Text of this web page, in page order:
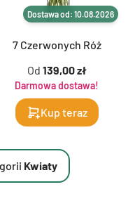
Dostawa od: 10.08.2026
7 Czerwonych Róż
Od 139,00 zł
Darmowa dostawa!
Kup teraz
Kwiaty